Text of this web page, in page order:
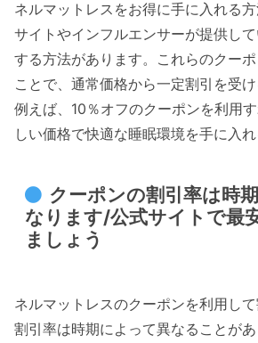
ネルマットレスをお得に手に入れる
サイトやインフルエンサーが提供し
する方法があります。これらのクー
ことで、通常価格から一定割引を受け
例えば、10％オフのクーポンを利用
しい価格で快適な睡眠環境を手に入れ
クーポンの割引率は時
なります/公式サイトで最
ましょう
ネルマットレスのクーポンを利用して
割引率は時期によって異なることが